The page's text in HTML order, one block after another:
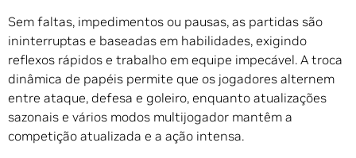
Sem faltas, impedimentos ou pausas, as partidas são
ininterruptas e baseadas em habilidades, exigindo
reflexos rápidos e trabalho em equipe impecável. A troca
dinâmica de papéis permite que os jogadores alternem
entre ataque, defesa e goleiro, enquanto atualizações
sazonais e vários modos multijogador mantêm a
competição atualizada e a ação intensa.